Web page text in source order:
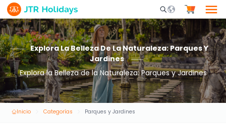
Mobile Search
Explora La Belleza De La Naturaleza: Parques Y
Jardines
Explora la Belleza de la Naturaleza: Parques y Jardines
Inicio Categorías Parques y Jardines